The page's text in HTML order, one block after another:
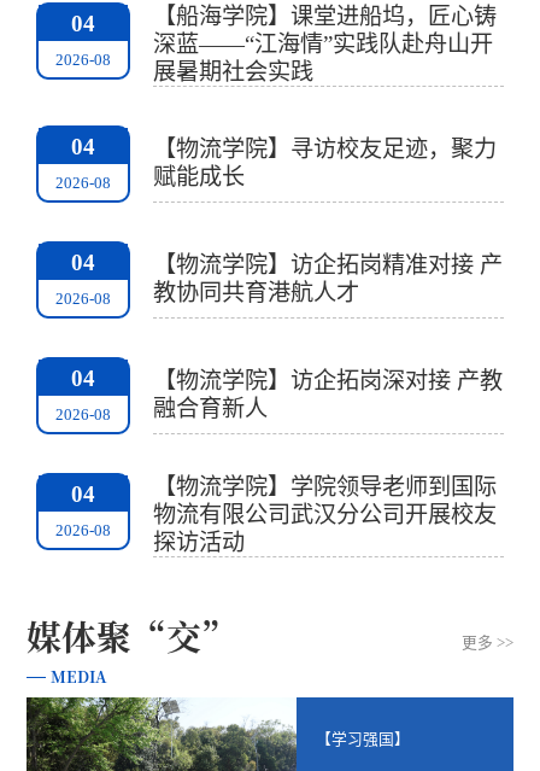
04
2026-08
【船海学院】课堂进船坞，匠心铸
深蓝——“江海情”实践队赴舟山开
展暑期社会实践
04
2026-08
【物流学院】寻访校友足迹，聚力
赋能成长
04
2026-08
【物流学院】访企拓岗精准对接 产
教协同共育港航人才
04
2026-08
【物流学院】访企拓岗深对接 产教
融合育新人
04
2026-08
【物流学院】学院领导老师到国际
物流有限公司武汉分公司开展校友
探访活动
媒体聚“交”
MEDIA
更多 >>
【学习强国】